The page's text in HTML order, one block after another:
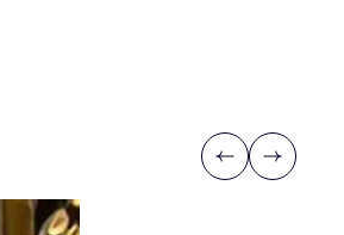
Previous
Next